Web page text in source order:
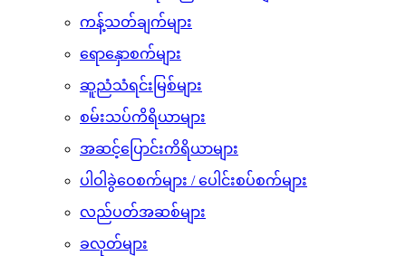
ကန့်သတ်ချက်များ
ရောနှောစက်များ
ဆူညံသံရင်းမြစ်များ
စမ်းသပ်ကိရိယာများ
အဆင့်ပြောင်းကိရိယာများ
ပါဝါခွဲဝေစက်များ / ပေါင်းစပ်စက်များ
လည်ပတ်အဆစ်များ
ခလုတ်များ